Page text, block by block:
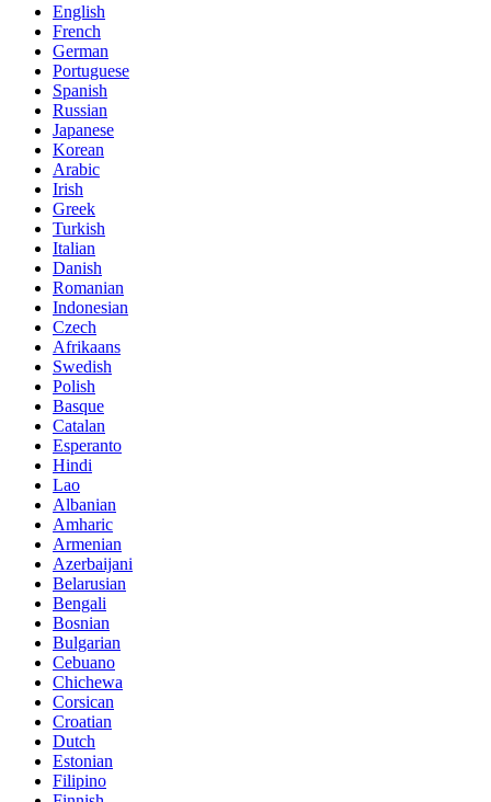
English
French
German
Portuguese
Spanish
Russian
Japanese
Korean
Arabic
Irish
Greek
Turkish
Italian
Danish
Romanian
Indonesian
Czech
Afrikaans
Swedish
Polish
Basque
Catalan
Esperanto
Hindi
Lao
Albanian
Amharic
Armenian
Azerbaijani
Belarusian
Bengali
Bosnian
Bulgarian
Cebuano
Chichewa
Corsican
Croatian
Dutch
Estonian
Filipino